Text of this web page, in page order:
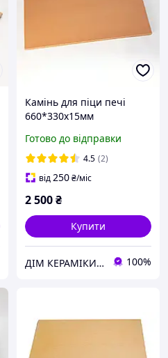
Камінь для піци печі
660*330х15мм
Готово до відправки
4.5 (2)
від250₴/міс
2 500₴
Купити
ДІМ КЕРАМІКИ Shostak 100%